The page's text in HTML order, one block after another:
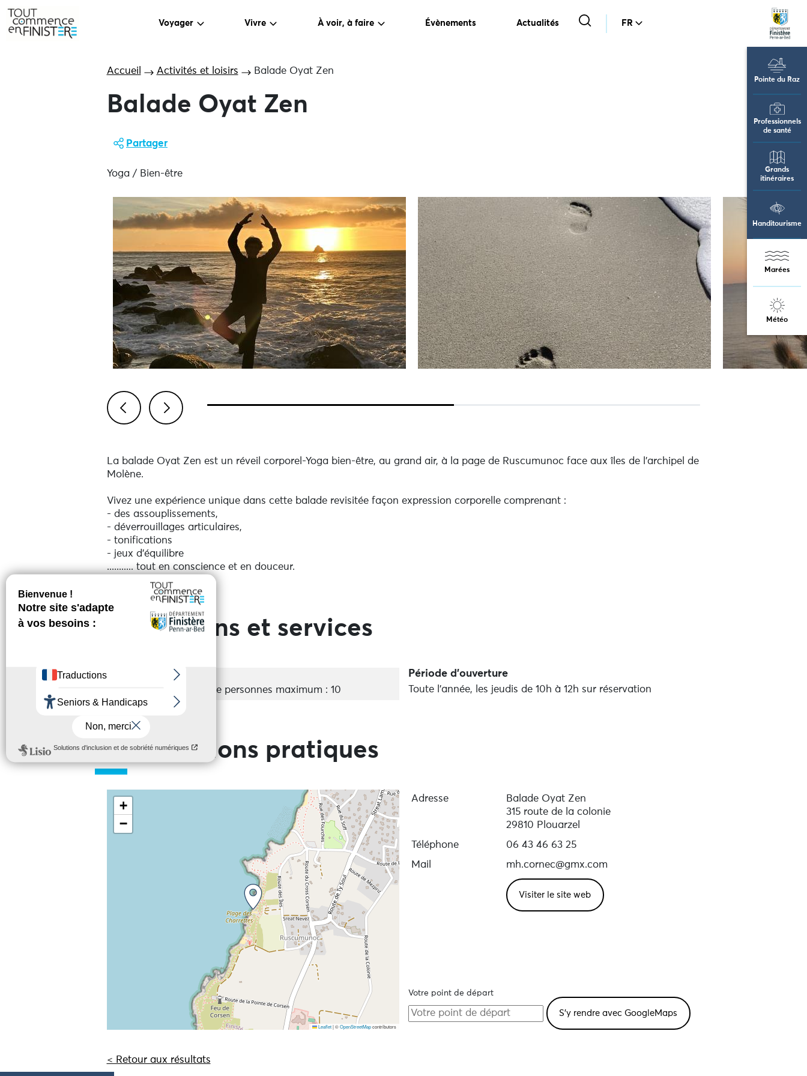
Voyager Vivre À voir, à faire Évènements Actualités FR
Pointe du Raz
Professionnels
de santé
Grands
itinéraires
Handitourisme
Marées
Météo
Accueil Activités et loisirs Balade Oyat Zen
Balade Oyat Zen
Partager
Yoga / Bien-être
La balade Oyat Zen est un réveil corporel-Yoga bien-être, au grand air, à la page de Ruscumunoc face aux îles de l'archipel de
Molène.
Vivez une expérience unique dans cette balade revisitée façon expression corporelle comprenant :
- des assouplissements,
- déverrouillages articulaires,
- tonifications
- jeux d'équilibre
........... tout en conscience et en douceur.
Un moment pour soi, en soi, en respiration et en présence du décor sauvage du sentier côtier, plage et rochers selon l'humeur
du soleil et des marées.
Kinésithérapeute, Marie-Hélène avec son regard sur les chaînes musculaires et le yoga, vous guide pas à pas dans une
La nature est notre salle de sport
La nature est notre terrain de Jeu
Prestations et services
Acceptés
Nombre de personnes maximum : 10
Période d'ouverture
Toute l'année, les jeudis de 10h à 12h sur réservation
Informations pratiques
+
−
Leaflet |©OpenStreetMapcontributors
Adresse
Balade Oyat Zen
315 route de la colonie
29810 Plouarzel
Téléphone
06 43 46 63 25
Mail
mh.cornec@gmx.com
Visiter le site web
Votre point de départ
< Retour aux résultats